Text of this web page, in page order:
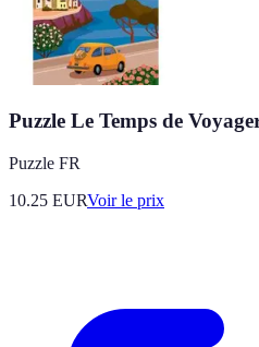
Puzzle Le Temps de
Puzzle FR
10.25 EURVoir le prix